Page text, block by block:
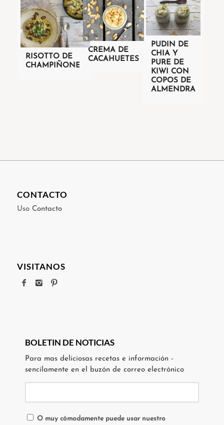
RISOTTO DE
CHAMPIÑONES
CREMA DE
CACAHUETES
PUDIN DE
CHIA Y
PURE DE
KIWI CON
COPOS DE
ALMENDRA
CONTACTO
Uso Contacto
VISITANOS
BOLETIN DE NOTICIAS
Para mas deliciosas recetas e información -
sencilamente en el buzón de correo electrónico
O muy cómodamente puede usar nuestro